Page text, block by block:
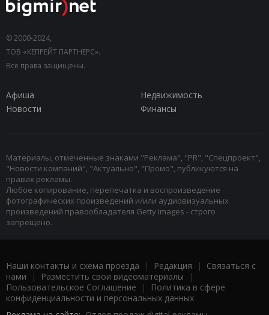
© 2000-2024,
ТОВ «КЕПРЕЙТ ПАРТНЕРС».
Все права защищены.
Афиша
Недвижимость
Новости
Финансы
Материалы, отмеченные знаками "Реклама", "PR", "Спецпроект",
"Новости компаний", "Актуально", "Промо", публикуются на
правах рекламы.
Любое копирование, перепечатка и воспроизведение
фотографических произведений и/или аудиовизуальных
произведений правообладателя Getty Images - строго
запрещено.
Наши контакты и схема проезда | Редакция | Связаться с
нами | Разместить свои видеоматериалы |
Пользовательское Соглашение |
Политика в сфере
конфиденциальности и персональных данных